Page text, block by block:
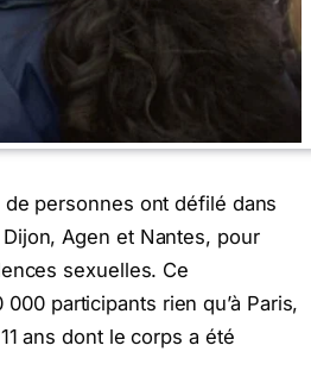
personnes ont défilé dans
Agen et Nantes, pour
sexuelles. Ce
participants rien qu’à Paris,
ans dont le corps a été